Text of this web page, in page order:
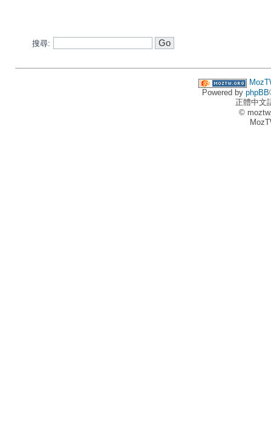
搜尋:
Powered by phpBB
正體中文
©